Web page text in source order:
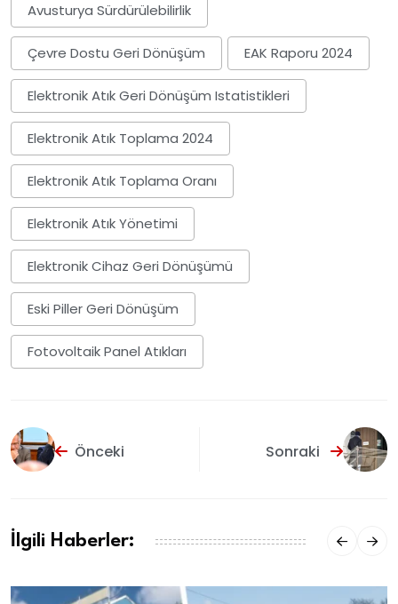
Avusturya Sürdürülebilirlik
Çevre Dostu Geri Dönüşüm EAK Raporu 2024
Elektronik Atık Geri Dönüşüm Istatistikleri
Elektronik Atık Toplama 2024
Elektronik Atık Toplama Oranı
Elektronik Atık Yönetimi
Elektronik Cihaz Geri Dönüşümü
Eski Piller Geri Dönüşüm
Fotovoltaik Panel Atıkları
Önceki Sonraki
İlgili Haberler: